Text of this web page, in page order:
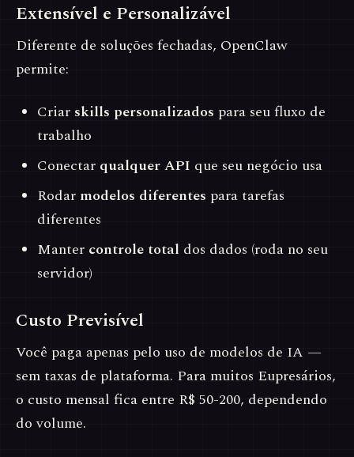
Extensível e Personalizável
Diferente de soluções fechadas, OpenClaw
permite:
Criar skills personalizados para seu fluxo de
trabalho
Conectar qualquer API que seu negócio usa
Rodar modelos diferentes para tarefas
diferentes
Manter controle total dos dados (roda no seu
servidor)
Custo Previsível
Você paga apenas pelo uso de modelos de IA —
sem taxas de plataforma. Para muitos Eupresários,
o custo mensal fica entre R$ 50-200, dependendo
do volume.